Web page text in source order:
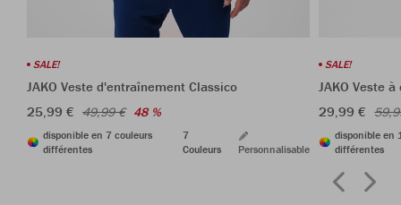
SALE!
JAKO Veste d'entraînement Classico
25,99 € 49,99 € 48 %
disponible en 7 couleurs
différentes
7
Couleurs
Personnalisable
SALE!
JAKO Veste
29,99 €
disponible en
différentes